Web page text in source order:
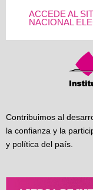
ACCEDE AL
NACIONAL
Contribuimos al
la confianza y la
y política del país.